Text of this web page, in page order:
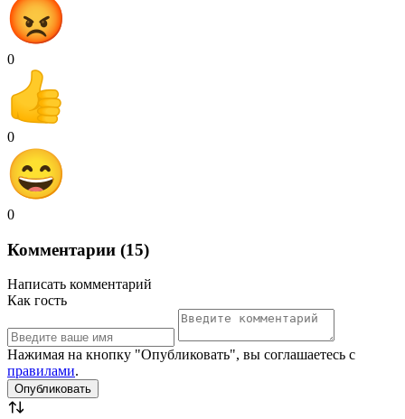
0
0
0
Комментарии (15)
Написать комментарий
Как гость
Нажимая на кнопку "Опубликовать", вы соглашаетесь с
правилами.